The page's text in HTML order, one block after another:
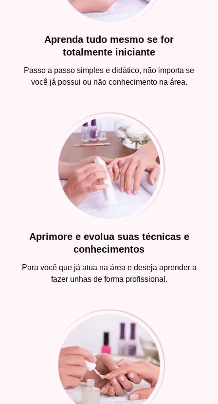
Aprenda tudo mesmo se for
totalmente iniciante
Passo a passo simples e didático, não importa se
você já possui ou não conhecimento na área.
Aprimore e evolua suas técnicas e
conhecimentos
Para você que já atua na área e deseja aprender a
fazer unhas de forma profissional.